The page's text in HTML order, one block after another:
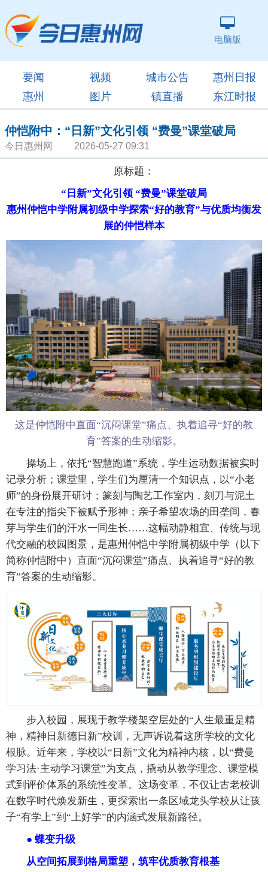
电脑版
要闻 视频 城市公告
惠州日报
惠州
图片 镇直播 东江时报
仲恺附中：“日新”文化引领 “费曼”课堂破局
今日惠州网 2026-05-27 09:31
原标题：
“日新”文化引领 “费曼”课堂破局
惠州仲恺中学附属初级中学探索“好的教育”与优质均衡发
展的仲恺样本
这是仲恺附中直面“沉闷课堂”痛点、执着追寻“好的教
育”答案的生动缩影。
操场上，依托“智慧跑道”系统，学生运动数据被实时
记录分析；课堂里，学生们为厘清一个知识点，以“小老
师”的身份展开研讨；篆刻与陶艺工作室内，刻刀与泥土
在专注的指尖下被赋予形神；亲子希望农场的田垄间，春
芽与学生们的汗水一同生长……这幅动静相宜、传统与现
代交融的校园图景，是惠州仲恺中学附属初级中学（以下
简称仲恺附中）直面“沉闷课堂”痛点、执着追寻“好的教
育”答案的生动缩影。
步入校园，展现于教学楼架空层处的“人生最重是精
神，精神日新德日新”校训，无声诉说着这所学校的文化
根脉。近年来，学校以“日新”文化为精神内核，以“费曼
学习法·主动学习课堂”为支点，撬动从教学理念、课堂模
式到评价体系的系统性变革。这场变革，不仅让古老校训
在数字时代焕发新生，更探索出一条区域龙头学校从让孩
子“有学上”到“上好学”的内涵式发展新路径。
● 蝶变升级
从空间拓展到格局重塑，筑牢优质教育根基